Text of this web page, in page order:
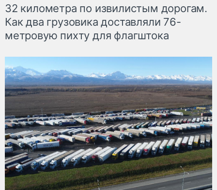
32 километра по извилистым дорогам.
Как два грузовика доставляли 76-
метровую пихту для флагштока